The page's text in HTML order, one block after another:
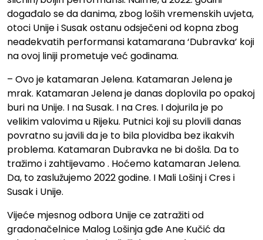
događalo se da danima, zbog loših vremenskih uvjeta,
otoci Unije i Susak ostanu odsječeni od kopna zbog
neadekvatih performansi katamarana ‘Dubravka’ koji
na ovoj liniji prometuje već godinama.
– Ovo je katamaran Jelena. Katamaran Jelena je
mrak. Katamaran Jelena je danas doplovila po opakoj
buri na Unije. I na Susak. I na Cres. I dojurila je po
velikim valovima u Rijeku. Putnici koji su plovili danas
povratno su javili da je to bila plovidba bez ikakvih
problema. Katamaran Dubravka ne bi došla. Da to
tražimo i zahtijevamo . Hoćemo katamaran Jelena.
Da, to zaslužujemo 2022 godine. I Mali Lošinj i Cres i
Susak i Unije.
Vijeće mjesnog odbora Unije ce zatražiti od
gradonačelnice Malog Lošinja gđe Ane Kučić da